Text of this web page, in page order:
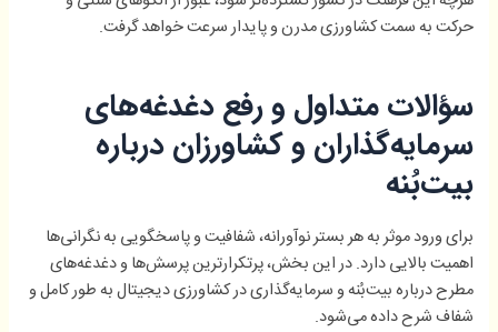
حرکت به سمت کشاورزی مدرن و پایدار سرعت خواهد گرفت.
سؤالات متداول و رفع دغدغه‌های
سرمایه‌گذاران و کشاورزان درباره
بیت‌بُنه
برای ورود موثر به هر بستر نوآورانه، شفافیت و پاسخگویی به نگرانی‌ها
اهمیت بالایی دارد. در این بخش، پرتکرارترین پرسش‌ها و دغدغه‌های
مطرح درباره بیت‌بُنه و سرمایه‌گذاری در کشاورزی دیجیتال به طور کامل و
شفاف شرح داده می‌شود.